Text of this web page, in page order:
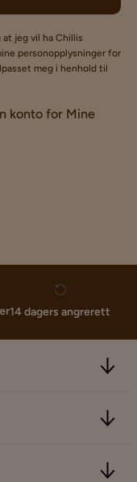
jeg vil ha Chillis
personopplysninger for
meg i henhold til
konto for Mine
14 dagers angrerett